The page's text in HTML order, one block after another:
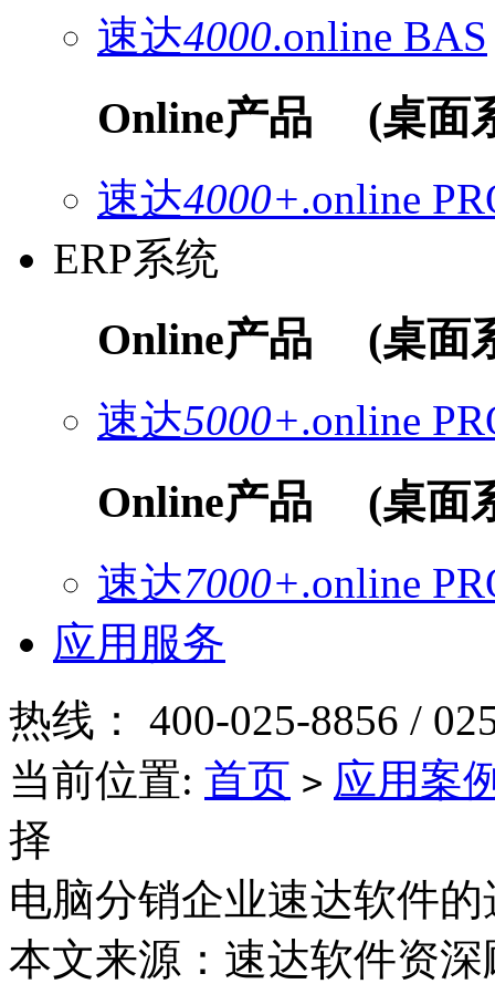
速达4000.online BAS
Online产品 (桌面
速达4000+.online
ERP系统
Online产品 (桌面
速达5000+.online
Online产品 (桌面
速达7000+.online
应用服务
热线： 400-025-8856 /
当前位置: 首页 > 应用案
择
电脑分销企业速达软件的
本文来源：速达软件资